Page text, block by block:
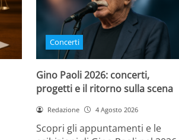
Concerti
Gino Paoli 2026: concerti,
progetti e il ritorno sulla scena
Redazione 4 Agosto 2026
Scopri gli appuntamenti e le